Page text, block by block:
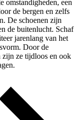
omstandigheden, een
de bergen en zelfs
De schoenen zijn
de buitenlucht. Schaf
jarenlang van het
Door de
zijn ze tijdloos en ook